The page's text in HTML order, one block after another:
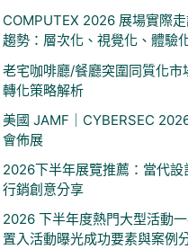
COMPUTEX 2026 展場實際
趨勢：層次化、視覺化、體驗
老宅咖啡廳/餐廳突圍同質化市
轉化策略解析
美國 JAMF｜CYBERSEC
會佈展
2026下半年展覽推薦：當代設
行銷創意分享
2026 下半年度熱門大型活動
置入活動曝光成功要素與案例